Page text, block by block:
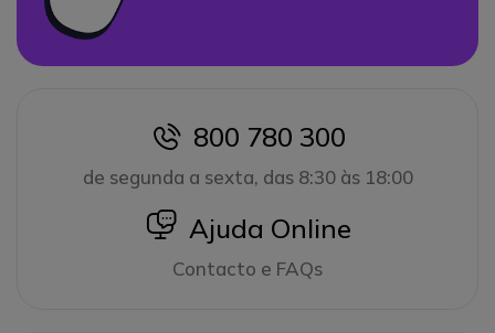
icon
800 780 300
de segunda a sexta, das 8:30 às 18:00
icon
Ajuda Online
Contacto e FAQs